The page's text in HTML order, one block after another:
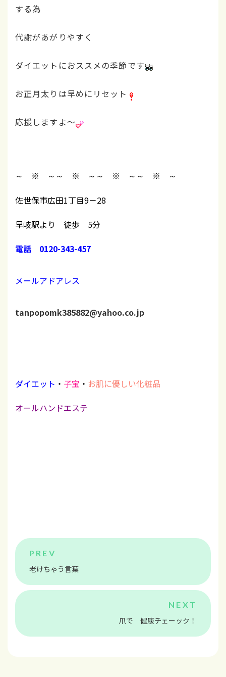
する為
代謝があがりやすく
ダイエットにおススメの季節です
お正月太りは早めにリセット
応援しますよ～
～ ※ ～～ ※ ～～ ※ ～～ ※ ～
佐世保市広田1丁目9－28
早岐駅より 徒歩 5分
電話 0120-343-457
メールアドアレス
tanpopomk385882@yahoo.co.jp
ダイエット ・ 子宝 ・ お肌に優しい化粧品
オールハンドエステ
老けちゃう言葉
爪で 健康チェーック！